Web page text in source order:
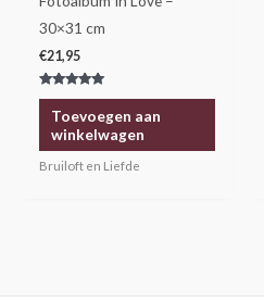
30×31 cm
€21,95
Gewaardeerd
5.00
uit 5Toevoegen aan
winkelwagen
Bruiloft en Liefde